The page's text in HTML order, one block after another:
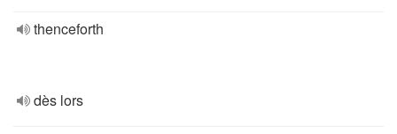
thenceforth
dès lors